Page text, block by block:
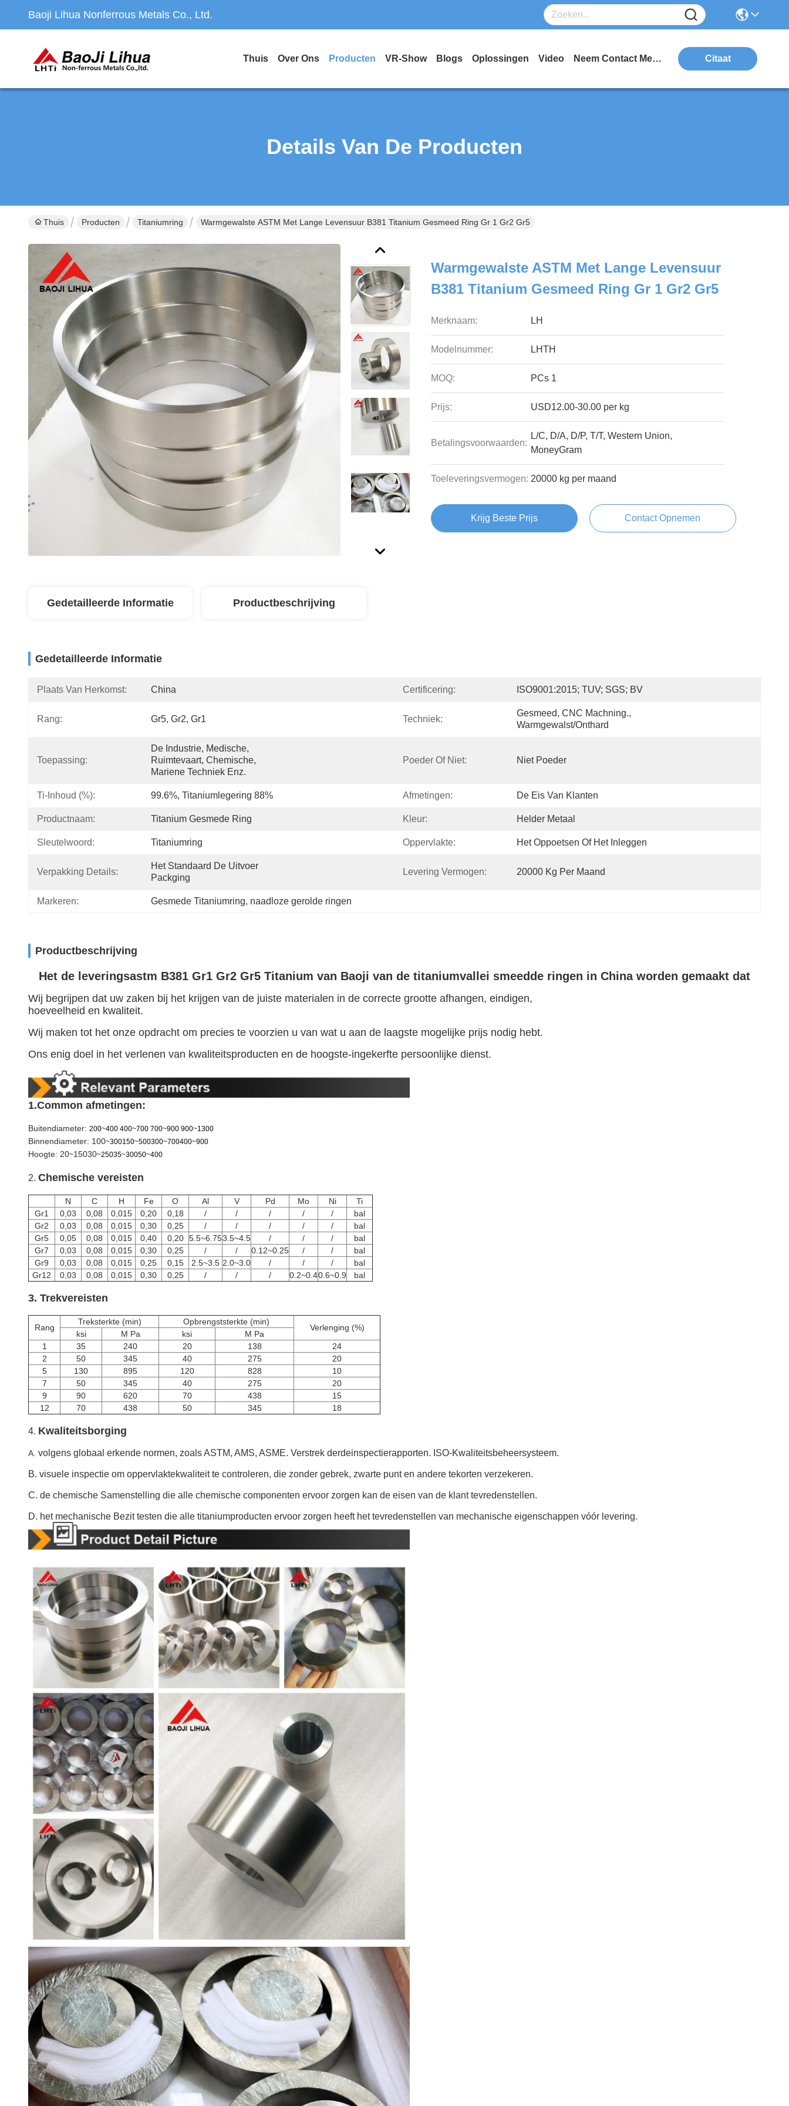
Baoji Lihua Nonferrous Metals Co., Ltd.
Thuis Over Ons Producten VR-Show Blogs Oplossingen Video Neem Contact Met Ons Op Citaat
Details Van De Producten
Thuis Producten Titaniumring Warmgewalste ASTM Met Lange Levensuur B381 Titanium Gesmeed Ring Gr 1 Gr2 Gr5
Warmgewalste ASTM Met Lange Levensuur
B381 Titanium Gesmeed Ring Gr 1 Gr2 Gr5
Merknaam: LH
Modelnummer: LHTH
MOQ: PCs 1
Prijs: USD12.00-30.00 per kg
Betalingsvoorwaarden:
L/C, D/A, D/P, T/T, Western Union,
MoneyGram
Toeleveringsvermogen: 20000 kg per maand
Krijg Beste Prijs Contact Opnemen
Gedetailleerde Informatie Productbeschrijving
Gedetailleerde Informatie
Plaats Van Herkomst: China Certificering: ISO9001:2015; TUV; SGS; BV
Rang: Gr5, Gr2, Gr1 Techniek:
Gesmeed, CNC Machning.,
Warmgewalst/Onthard
Toepassing:
De Industrie, Medische,
Ruimtevaart, Chemische,
Mariene Techniek Enz.
Poeder Of Niet: Niet Poeder
Ti-Inhoud (%): 99.6%, Titaniumlegering 88% Afmetingen: De Eis Van Klanten
Productnaam: Titanium Gesmede Ring Kleur: Helder Metaal
Sleutelwoord: Titaniumring Oppervlakte: Het Oppoetsen Of Het Inleggen
Verpakking Details:
Het Standaard De Uitvoer
Packging
Levering Vermogen: 20000 Kg Per Maand
Markeren: Gesmede Titaniumring, naadloze gerolde ringen
Productbeschrijving
Het de leveringsastm B381 Gr1 Gr2 Gr5 Titanium van Baoji van de titaniumvallei smeedde ringen in China worden gemaakt dat
Wij begrijpen dat uw zaken bij het krijgen van de juiste materialen in de correcte grootte afhangen, eindigen,
hoeveelheid en kwaliteit.
Wij maken tot het onze opdracht om precies te voorzien u van wat u aan de laagste mogelijke prijs nodig hebt.
Ons enig doel in het verlenen van kwaliteitsproducten en de hoogste-ingekerfte persoonlijke dienst.
1.Common afmetingen:
Buitendiameter: 200~400 400~700 700~900 900~1300
Binnendiameter: 100~300150~500300~700400~900
Hoogte: 20~15030~25035~30050~400
2. Chemische vereisten
N C H Fe O Al V Pd Mo Ni
Ti
Gr1
0,03 0,08 0,015 0,20 0,18 / / / / /
bal
Gr2
0,03 0,08 0,015 0,30 0,25 / / / / /
bal
Gr5
0,05 0,08 0,015 0,40 0,20 5.5~6.753.5~4.5 / / /
bal
Gr7
0,03 0,08 0,015 0,30 0,25 / / 0.12~0.25 / /
bal
Gr9
0,03 0,08 0,015 0,25 0,15 2.5~3.5 2.0~3.0 / / /
bal
Gr12
0,03 0,08 0,015 0,30 0,25 / / / 0.2~0.40.6~0.9 bal
3. Trekvereisten
Rang
Treksterkte (min) Opbrengststerkte (min)
Verlenging (%)
ksi M Pa ksi
M Pa
1
35 240 20 138
24
2
50 345 40 275
20
5
130 895 120 828
10
7
50 345 40 275
20
9
90 620 70 438
15
12
70 438 50 345 18
4. Kwaliteitsborging
A. volgens globaal erkende normen, zoals ASTM, AMS, ASME. Verstrek derdeinspectierapporten. ISO-Kwaliteitsbeheersysteem.
B. visuele inspectie om oppervlaktekwaliteit te controleren, die zonder gebrek, zwarte punt en andere tekorten verzekeren.
C. de chemische Samenstelling die alle chemische componenten ervoor zorgen kan de eisen van de klant tevredenstellen.
D. het mechanische Bezit testen die alle titaniumproducten ervoor zorgen heeft het tevredenstellen van mechanische eigenschappen vóór levering.